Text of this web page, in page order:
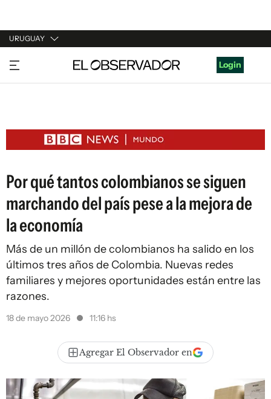
URUGUAY
URUGUAY
ARGENTINA
ESTADOS UNIDOS
Login
Por qué tantos colombianos se siguen
marchando del país pese a la mejora de
la economía
Más de un millón de colombianos ha salido en los
últimos tres años de Colombia. Nuevas redes
familiares y mejores oportunidades están entre las
razones.
18 de mayo 2026 11:16 hs
Agregar El Observador en